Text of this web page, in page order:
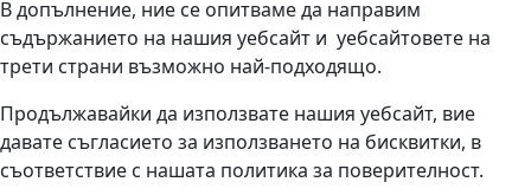
В допълнение, ние се опитваме да направим
съдържанието на нашия уебсайт и уебсайтовете на
трети страни възможно най-подходящо.
Продължавайки да използвате нашия уебсайт, вие
давате съгласието за използването на бисквитки, в
съответствие с нашата политика за поверителност.